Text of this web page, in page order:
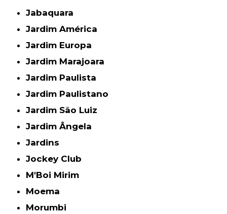
Jabaquara
Jardim América
Jardim Europa
Jardim Marajoara
Jardim Paulista
Jardim Paulistano
Jardim São Luiz
Jardim Ângela
Jardins
Jockey Club
M'Boi Mirim
Moema
Morumbi